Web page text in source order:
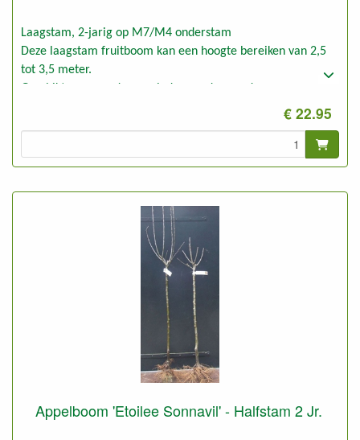
Laagstam, 2-jarig op M7/M4 onderstam
Deze laagstam fruitboom kan een hoogte bereiken van 2,5
tot 3,5 meter.
€ 22.95
Appelboom 'Etoilee Sonnavil' - Halfstam 2 Jr.